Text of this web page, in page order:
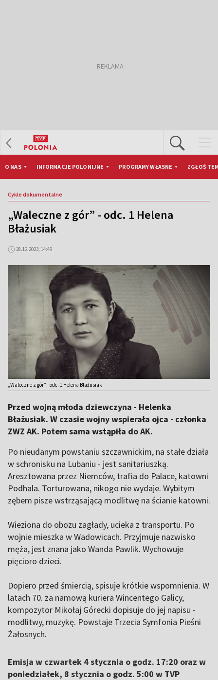
O NAS INFORMACJE POLONIJNE PROGRAMY WŁASNE ZGŁOŚ
Cykle dokumentalne
„Waleczne z gór” - odc. 1 Helena
Błażusiak
28.12.2023, 14:49
„Waleczne z gór” - odc. 1 Helena Błażusiak
Przed wojną młoda dziewczyna - Helenka
Błażusiak. W czasie wojny wspierała ojca - członka
ZWZ AK. Potem sama wstąpiła do AK.
Po nieudanym powstaniu szczawnickim, na stałe działa
w schronisku na Lubaniu - jest sanitariuszką.
Aresztowana przez Niemców, trafia do Palace, katowni
Podhala. Torturowana, nikogo nie wydaje. Wybitym
zębem pisze wstrząsającą modlitwę na ścianie katowni.
Wieziona do obozu zagłady, ucieka z transportu. Po
wojnie mieszka w Wadowicach. Przyjmuje nazwisko
męża, jest znana jako Wanda Pawlik. Wychowuje
pięcioro dzieci.
Dopiero przed śmiercią, spisuje krótkie wspomnienia. W
latach 70. za namową kuriera Wincentego Galicy,
kompozytor Mikołaj Górecki dopisuje do jej napisu -
modlitwy, muzykę. Powstaje Trzecia Symfonia Pieśni
Żałosnych.
Emisja w czwartek 4 stycznia o godz. 17:20 oraz w
poniedziałek, 8 stycznia o godz. 5:00 w TVP